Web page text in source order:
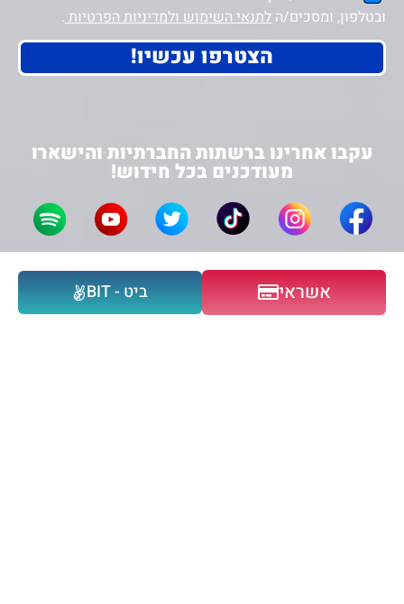
אשראי ביט - BIT
ובטלפון, ומסכים/ה לתנאי השימוש ולמדיניות הפרטיות.
הצטרפו עכשיו!
עקבו אחרינו ברשתות החברתיות והישארו
מעודכנים בכל חידוש!
הצהרת נגישותמפת האתרלתנאי השימוש ומדניות פרטיות
האתר עושה שימוש בעוגיות (Cookies) ובפיקסלים של צדדים